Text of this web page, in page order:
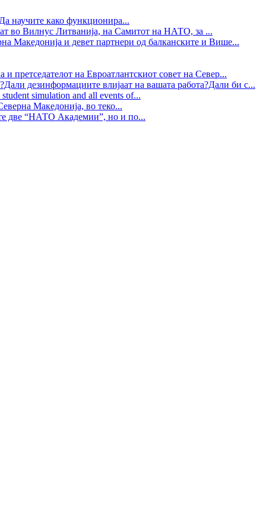
научите како функционира...
во Вилнус Литванија, на Самитот на НАТО, за ...
Македонија и девет партнери од балканските и Више...
претседателот на Евроатлантскиот совет на Север...
дезинформациите влијаат на вашата работа?Дали би с...
simulation and all events of...
Македонија, во теко...
две “НАТО Академии”, но и по...